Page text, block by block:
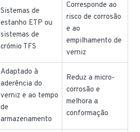
Sistemas de
estanho ETP ou
sistemas de
crómio TFS
Corresponde ao
risco de corrosão
e ao
empilhamento de
verniz
Adaptado à
aderência do
verniz e ao tempo
de
armazenamento
Reduz a micro-
corrosão e
melhora a
conformação